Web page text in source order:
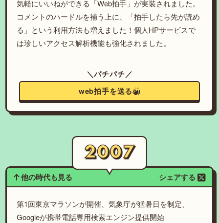
気軽にいいねができる「Web拍手」が実装されました。
コメントのハードルを補う上に、「拍手したら先が読め
る」という利用方法も増えました！個人HPサービスで
は珍しいアクセス解析機能も強化されました。
＼パチパチ／
web拍手を送る
他の時代も見る シェアする
第1回東京マラソンが開催、気象庁が猛暑日を制定、
Googleが携帯電話専用検索エンジン提供開始